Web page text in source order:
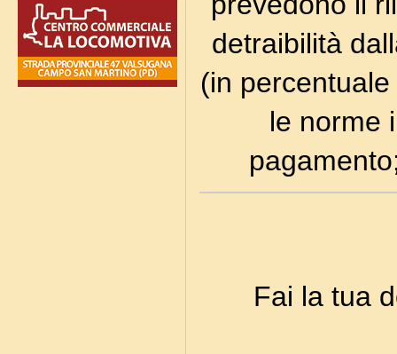
detraibilità
(in
le norme
Fai la tua